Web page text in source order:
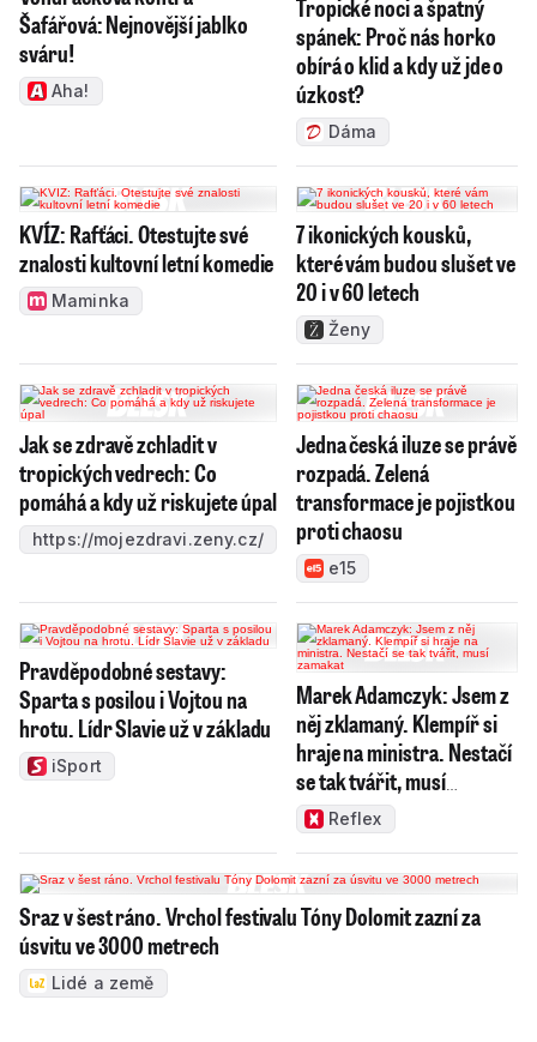
Šafářová: Nejnovější jablko
sváru!
Aha!
Tropické noci a špatný
spánek: Proč nás horko
obírá o klid a kdy už jde o
úzkost?
Dáma
KVÍZ: Rafťáci. Otestujte své
znalosti kultovní letní komedie
Maminka
7 ikonických kousků,
které vám budou slušet ve
20 i v 60 letech
Ženy
Jak se zdravě zchladit v
tropických vedrech: Co
pomáhá a kdy už riskujete úpal
https://mojezdravi.zeny.cz/
Jedna česká iluze se právě
rozpadá. Zelená
transformace je pojistkou
proti chaosu
e15
Pravděpodobné sestavy:
Sparta s posilou i Vojtou na
hrotu. Lídr Slavie už v základu
iSport
Marek Adamczyk: Jsem z
něj zklamaný. Klempíř si
hraje na ministra. Nestačí
se tak tvářit, musí
zamakat
Reflex
Sraz v šest ráno. Vrchol festivalu Tóny Dolomit zazní za
úsvitu ve 3000 metrech
Lidé a země